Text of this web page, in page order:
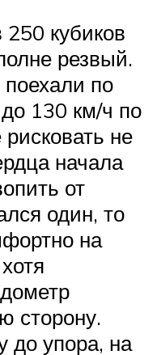
кубиков
резвый.
по
130 км/ч по
не
начала
от
один, то
на
сторону.
до упора, на